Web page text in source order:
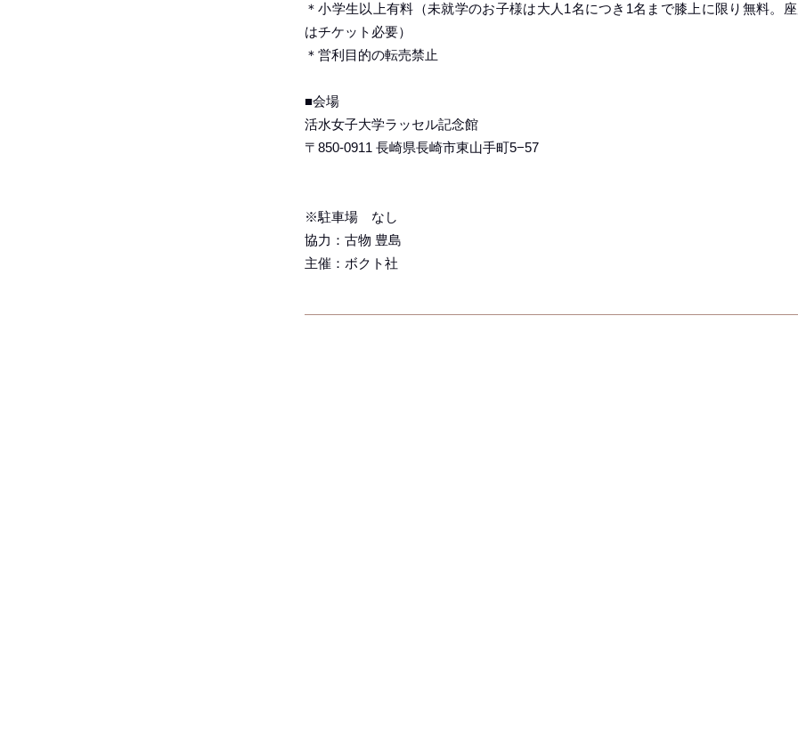
＊小学生以上有料（未就学のお子様は大人1名につき1名まで膝上に限り無料。
はチケット必要）
＊営利目的の転売禁止
■会場
活水女子大学ラッセル記念館
〒850-0911 長崎県長崎市東山手町5−57
※駐車場 なし
協力：古物 豊島
主催：ボクト社